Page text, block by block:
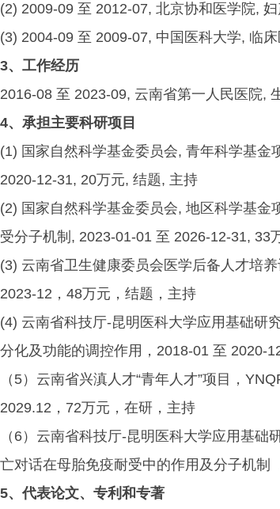
(2) 2009-09 至 2012-07, 北京协和医学院,
(3) 2004-09 至 2009-07, 中国医科大学, 临
3、工作经历
2016-08 至 2023-09, 云南省第一人民医院,
4、承担主要科研项目
(1) 国家自然科学基金委员会, 青年科学基
2020-12-31, 20万元, 结题, 主持
(2) 国家自然科学基金委员会, 地区科学基
受分子机制, 2023-01-01 至 2026-12-31, 33
(3) 云南省卫生健康委员会医学后备人才培
2023-12，48万元，结题，主持
(4) 云南省科技厅-昆明医科大学应用基础研
分化及功能的调控作用，2018-01 至 2020-
（5）云南省兴滇人才“青年人才”项目，
2029.12，72万元，在研，主持
（6）云南省科技厅-昆明医科大学应用基
亡对话在母胎免疫耐受中的作用及分子机制
5、代表论文、专利和专著